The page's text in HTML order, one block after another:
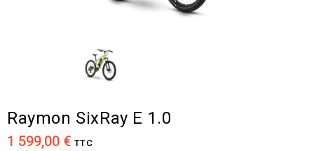
Raymon SixRay E 1.0
1 599,00 € TTC